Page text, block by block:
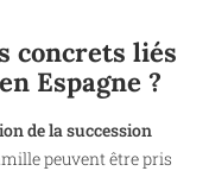
concrets liés
Espagne ?
de la succession
peuvent être pris